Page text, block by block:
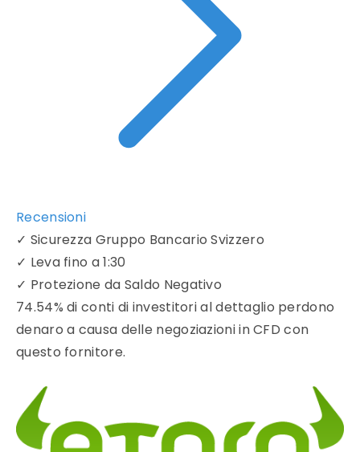
Recensioni
✓ Sicurezza Gruppo Bancario Svizzero
✓ Leva fino a 1:30
✓ Protezione da Saldo Negativo
74.54% di conti di investitori al dettaglio perdono
denaro a causa delle negoziazioni in CFD con
questo fornitore.